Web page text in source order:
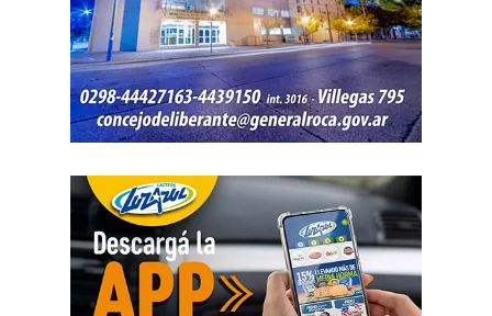
Se agregarán 13 cámaras domo, 7 estaciones
meteorológicas, sistemas de comunicación y tecnología
para mejorar la detección temprana y reducir los tiempos
de respuesta frente al fuego.